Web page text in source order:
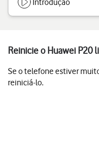
Introdução
Reinicie o Huawei P20
Se o telefone estiver
reiniciá-lo.